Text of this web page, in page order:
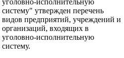
уголовно-исполнительную
систему" утвержден перечень
видов предприятий, учреждений и
организаций, входящих в
уголовно-исполнительную
систему.